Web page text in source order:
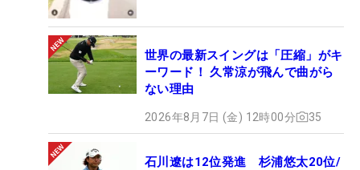
世界の最新スイングは「圧縮」がキ
ーワード！ 久常涼が飛んで曲がら
ない理由
2026年8月7日 (金) 12時00分 35
石川遼は12位発進 杉浦悠太20位/